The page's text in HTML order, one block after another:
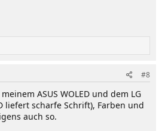
#8
ASUS WOLED und dem LG
liefert scharfe Schrift), Farben und
auch so.